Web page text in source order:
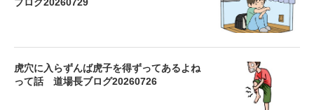
虎穴に入らずんば虎子を得ずってあるよね
って話 道場長ブログ20260726